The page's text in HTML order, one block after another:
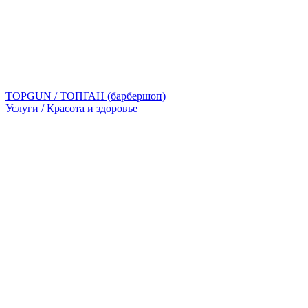
TOPGUN / ТОПГАН (барбершоп)
Услуги / Красота и здоровье